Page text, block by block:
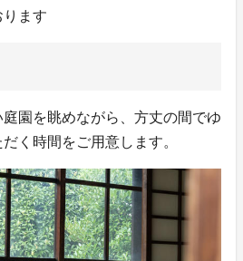
ます
園を眺めながら、方丈の間でゆ
く時間をご用意します。